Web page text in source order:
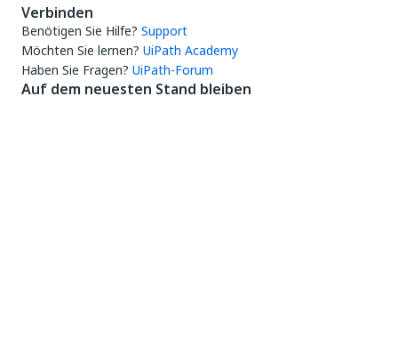
Verbinden
Benötigen Sie Hilfe? Support
Möchten Sie lernen? UiPath Academy
Haben Sie Fragen? UiPath-Forum
Auf dem neuesten Stand bleiben